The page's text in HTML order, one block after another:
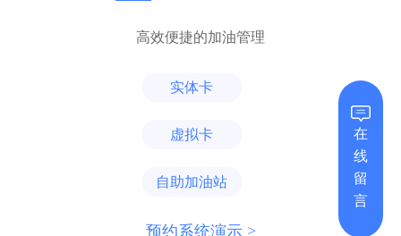
高效便捷的加油管理
实体卡
虚拟卡
自助加油站
预约系统演示 >
在
线
留
言